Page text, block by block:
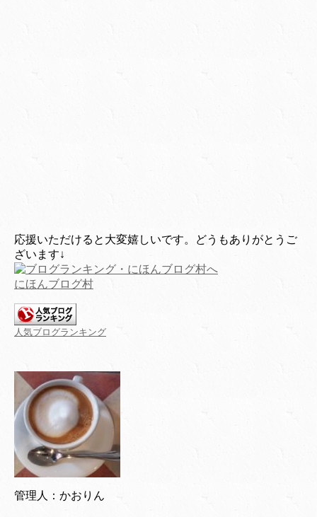
応援いただけると大変嬉しいです。どうもありがとうご
ざいます↓
にほんブログ村
人気ブログランキング
管理人：かおりん